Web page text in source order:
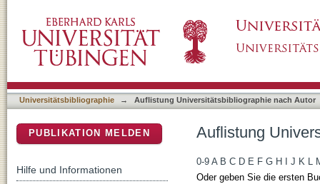
Universitätsbibliographie → Auflistung Universitätsbibliographie nach Autor
Auflistung
0-9 A B C D E F G H J K L
Oder geben Sie die ersten
PUBLIKATION MELDEN
Hilfe und Informationen